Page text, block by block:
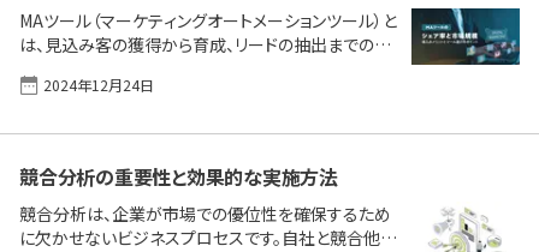
MAツール（マーケティングオートメーションツール）と
は、見込み客の獲得から育成、リードの抽出までの一
B2B（企業対企業）、B2C（企業対個人）いずれのマー
ングにおいてなくてはならない存在となっています。
本記事では、MAツールの市場規模とシェア率から「な
ぜ多くの企業が導入を進めているのか。どんな製品を
撰んでいるのか」を確認し、この上でMAツールのビジ
ネスメリットと選定ポイントを解説していきます。あな
2024年12月24日
競合分析の重要性と効果的な実施方法
競合分析は、企業が市場での優位性を確保するため
に欠かせないビジネスプロセスです。自社と競合他社